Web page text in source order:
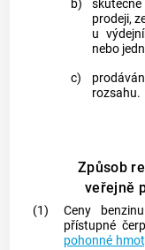
b)
prodeji,
u
nebo
c)
rozsahu.
Způsob
veřejně
(1)
Ceny
přístupné
pohonné